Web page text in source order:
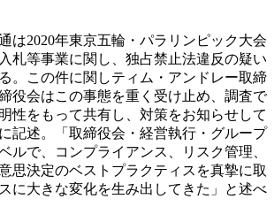
は2020年東京五輪・パラリンピック大会
札等事業に関し、独占禁止法違反の疑い
。この件に関しティム・アンドレー取締
役会はこの事態を重く受け止め、調査で
性をもって共有し、対策をお知らせして
記述。「取締役会・経営執行・グループ
ルで、コンプライアンス、リスク管理、
思決定のベストプラクティスを真摯に取
に大きな変化を生み出してきた」と述べ